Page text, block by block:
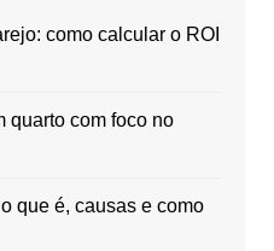
como calcular o ROI
quarto com foco no
que é, causas e como